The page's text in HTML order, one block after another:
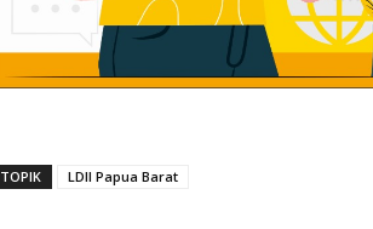
TOPIK LDII Papua Barat